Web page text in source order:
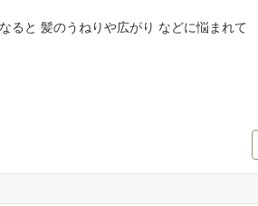
ると 髪のうねりや広がり などに悩まれて